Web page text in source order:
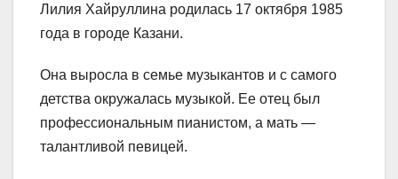
Лилия Хайруллина родилась 17 октября 1985
года в городе Казани.
Она выросла в семье музыкантов и с самого
детства окружалась музыкой. Ее отец был
профессиональным пианистом, а мать —
талантливой певицей.